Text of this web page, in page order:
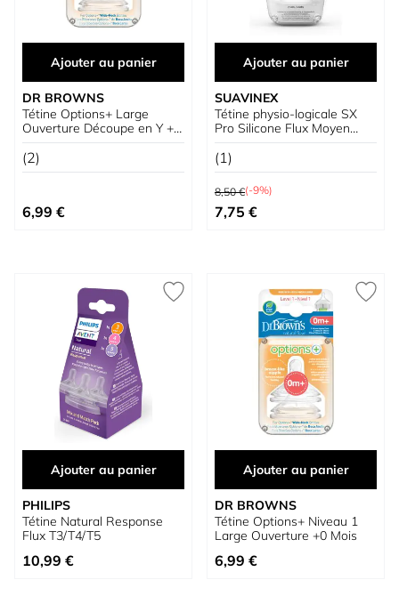
Ajouter au panier
DR BROWNS
Tétine Options+ Large
Ouverture Découpe en Y +9
Mois
(2)
6,99 €
Ajouter au panier
SUAVINEX
Tétine physio-logicale SX
Pro Silicone Flux Moyen
6 m+
(1)
Prix normal
8,50 €(-9%)
Prix spécial
7,75 €
Ajouter au panier
PHILIPS
Tétine Natural Response
Flux T3/T4/T5
10,99 €
Ajouter au panier
DR BROWNS
Tétine Options+ Niveau 1
Large Ouverture +0 Mois
6,99 €